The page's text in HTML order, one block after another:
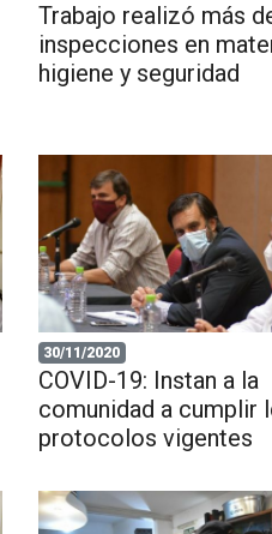
Trabajo realizó más
inspecciones en
higiene y seguridad
30/11/2020
COVID-19: Instan a la
comunidad a cumplir
protocolos vigentes